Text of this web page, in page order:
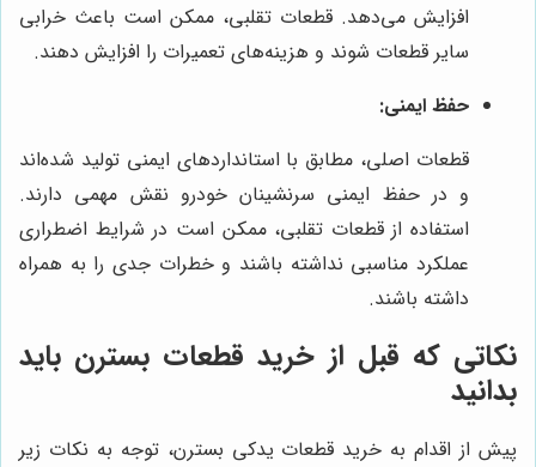
افزایش می‌دهد. قطعات تقلبی، ممکن است باعث خرابی
سایر قطعات شوند و هزینه‌های تعمیرات را افزایش دهند.
حفظ ایمنی:
قطعات اصلی، مطابق با استانداردهای ایمنی تولید شده‌اند
و در حفظ ایمنی سرنشینان خودرو نقش مهمی دارند.
استفاده از قطعات تقلبی، ممکن است در شرایط اضطراری
عملکرد مناسبی نداشته باشند و خطرات جدی را به همراه
داشته باشند.
نکاتی که قبل از خرید قطعات بسترن باید
بدانید
پیش از اقدام به خرید قطعات یدکی بسترن، توجه به نکات زیر